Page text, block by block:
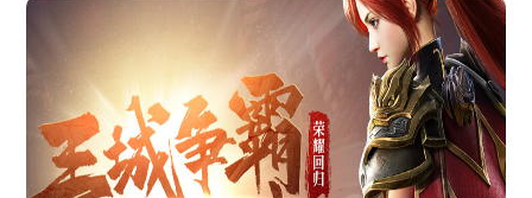
《战online》关服公告
《霸者天下》开服活动
《龙破九天》2月5日10:00-12:00合服公告